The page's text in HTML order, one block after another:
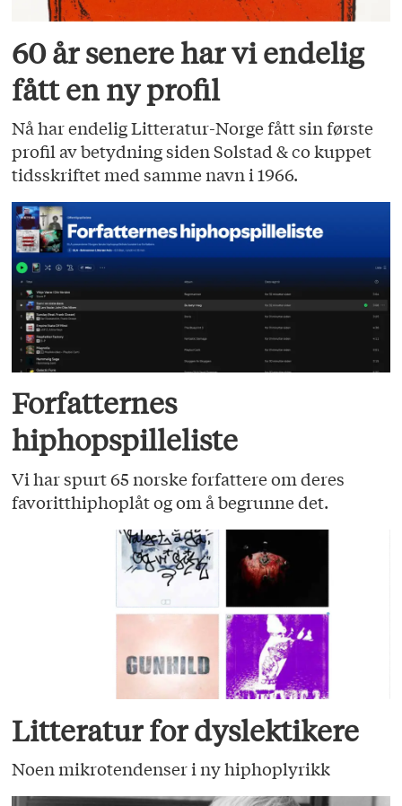
60 år senere har vi endelig
fått en ny profil
Nå har endelig Litteratur-Norge fått sin første
profil av betydning siden Solstad & co kuppet
tidsskriftet med samme navn i 1966.
Forfatternes
hiphopspilleliste
Vi har spurt 65 norske forfattere om deres
favoritthiphoplåt og om å begrunne det.
Litteratur for dyslektikere
Noen mikrotendenser i ny hiphoplyrikk